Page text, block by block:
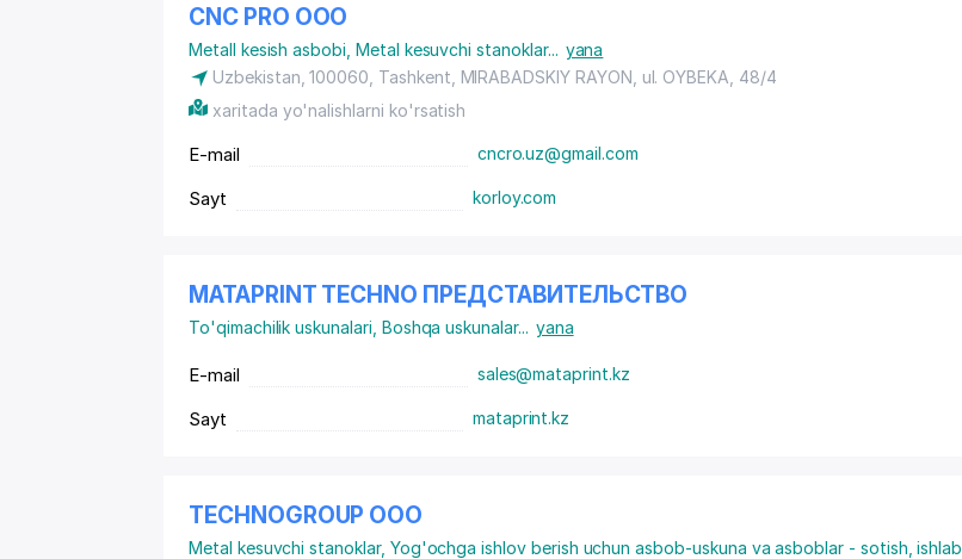
CNC PRO ООО
Metall kesish asbobi Metal kesuvchi stanoklar... yana
Uzbekistan, 100060, Tashkent, MIRABADSKIY RAYON ul. OYBEKA , 48/4
xaritada yo'nalishlarni ko'rsatish
E-mail cncro.uz@gmail.com
Sayt korloy.com
MATAPRINT TECHNO ПРЕДСТАВИТЕЛЬСТВО
To'qimachilik uskunalari Boshqa uskunalar... yana
E-mail sales@mataprint.kz
Sayt mataprint.kz
TECHNOGROUP ООО
Metal kesuvchi stanoklar, Yog'ochga ishlov berish uchun asbob-uskuna va asboblar - sotish, ishlab